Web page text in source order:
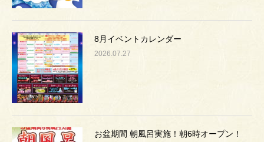
8月イベントカレンダー
2026.07.27
お盆期間 朝風呂実施！朝6時オープン！